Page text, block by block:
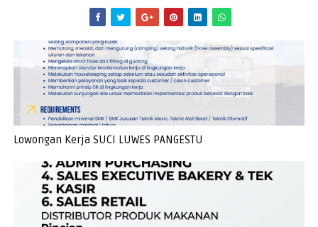
Lowongan Kerja SUCI LUWES PANGESTU